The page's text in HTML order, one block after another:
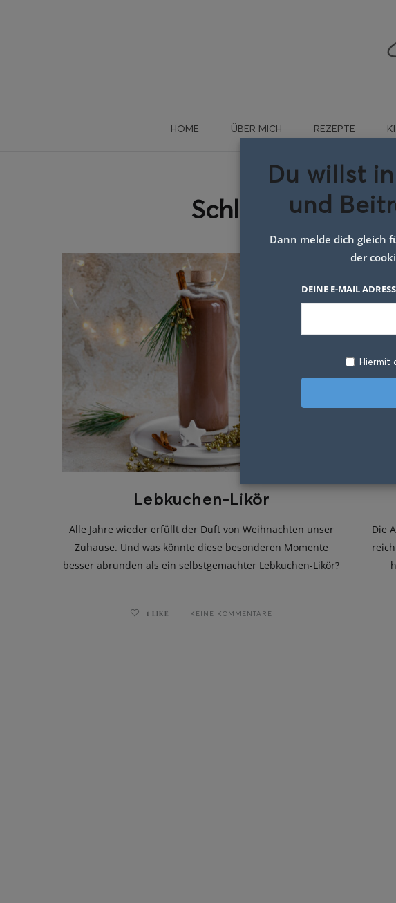
HOME ÜBER MICH REZEPTE
Schlagwort:
Lebkuchen-Likör
Alle Jahre wieder erfüllt der Duft von Weihnachten unser
Zuhause. Und was könnte diese besonderen Momente
besser abrunden als ein selbstgemachter Lebkuchen-Likör?
1 LIKE KEINE KOMMENTARE
Die
Du willst
und
Dann melde dich gleich
der
DEINE E-MAIL
Hiermit